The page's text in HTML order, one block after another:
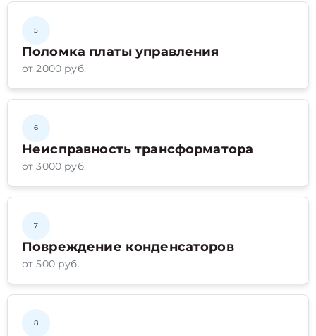
5
Поломка платы управления
от 2000 руб.
6
Неисправность трансформатора
от 3000 руб.
7
Повреждение конденсаторов
от 500 руб.
8